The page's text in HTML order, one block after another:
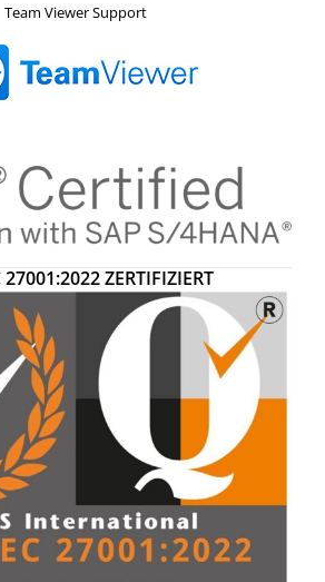
Team Viewer Support
27001:2022ZERTIFIZIERT